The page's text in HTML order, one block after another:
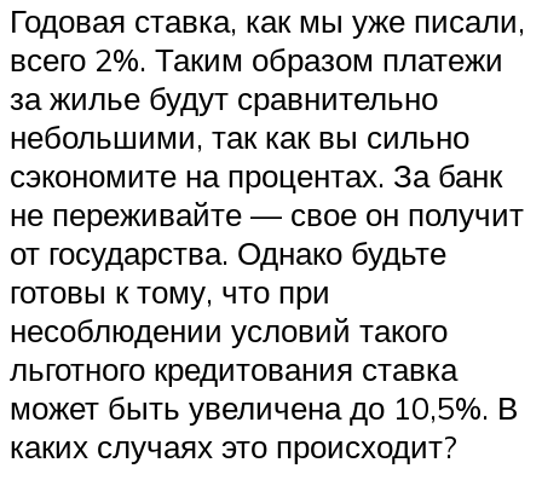
Годовая ставка, как мы уже писали,
всего 2%. Таким образом платежи
за жилье будут сравнительно
небольшими, так как вы сильно
сэкономите на процентах. За банк
не переживайте — свое он получит
от государства. Однако будьте
готовы к тому, что при
несоблюдении условий такого
льготного кредитования ставка
может быть увеличена до 10,5%. В
каких случаях это происходит?